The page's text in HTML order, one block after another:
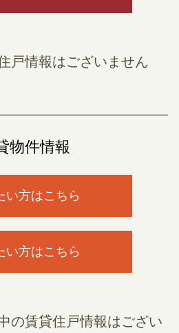
戸情報はございません
物件情報
い方はこちら
い方はこちら
の賃貸住戸情報はござい